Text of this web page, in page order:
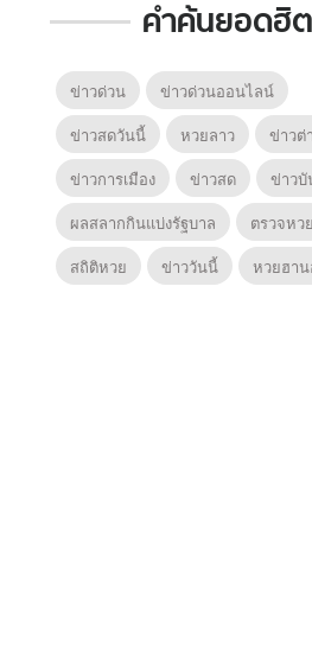
คำค้นยอดฮิต
ข่าวด่วน
ข่าวด่วนออนไลน์
ข่าวสดวันนี้
หวยลาว
ข่าวต่
ข่าวการเมือง
ข่าวสด
ข่าวบั
ผลสลากกินแบ่งรัฐบาล
ตรวจหวย
สถิติหวย
ข่าววันนี้ หวยฮา